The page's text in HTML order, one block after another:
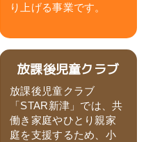
り上げる事業です。
放課後児童クラブ
放課後児童クラブ
「STAR新津」では、共
働き家庭やひとり親家
庭を支援するため、小